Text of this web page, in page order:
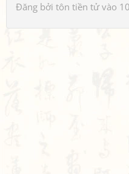
Đăng bởi tôn tiền tửvào